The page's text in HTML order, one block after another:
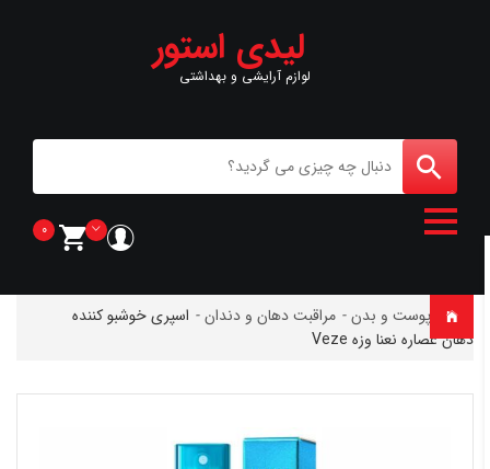
لیدی استور
لوازم آرایشی و بهداشتی
0
خانه پوست و بدن - مراقبت دهان و دندان - اسپری خوشبو کننده
دهان عصاره نعنا وزه Veze